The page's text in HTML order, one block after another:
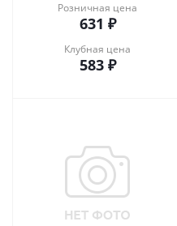
Розничная цена
631 ₽
Клубная цена
583₽